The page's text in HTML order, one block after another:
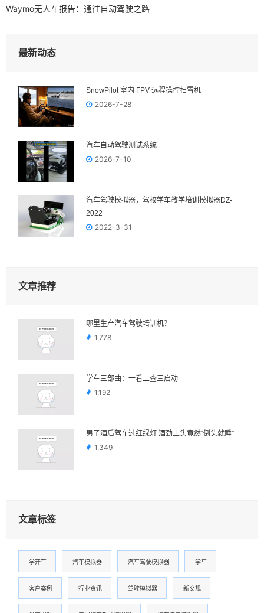
Waymo无人车报告：通往自动驾驶之路
最新动态
SnowPilot 室内 FPV 远程操控扫雪机
2026-7-28
汽车自动驾驶测试系统
2026-7-10
汽车驾驶模拟器，驾校学车教学培训模拟器DZ-
2022
2022-3-31
文章推荐
哪里生产汽车驾驶培训机？
1,778
学车三部曲：一看二查三启动
1,192
男子酒后驾车过红绿灯 酒劲上头竟然“倒头就睡”
1,349
文章标签
学开车 汽车模拟器 汽车驾驶模拟器 学车
客户案例 行业资讯 驾驶模拟器 新交规